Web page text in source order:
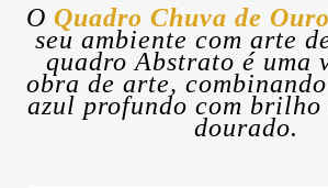
O Quadro Chuva de Ouro
seu ambiente com arte
quadro Abstrato é uma
obra de arte,
azul profundo com
dourado.